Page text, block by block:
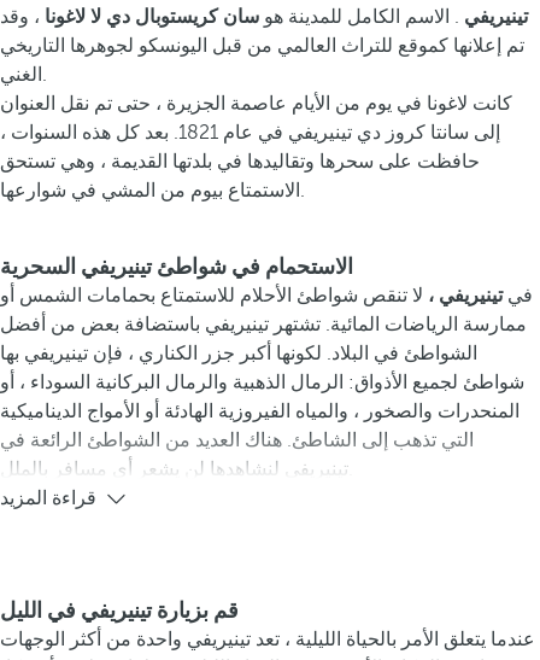
تينيريفي . الاسم الكامل للمدينة هو سان كريستوبال دي لا لاغونا ، وقد
تم إعلانها كموقع للتراث العالمي من قبل اليونسكو لجوهرها التاريخي
الغني.
كانت لاغونا في يوم من الأيام عاصمة الجزيرة ، حتى تم نقل العنوان
إلى سانتا كروز دي تينيريفي في عام 1821. بعد كل هذه السنوات ،
حافظت على سحرها وتقاليدها في بلدتها القديمة ، وهي تستحق
الاستمتاع بيوم من المشي في شوارعها.
الاستحمام في شواطئ تينيريفي السحرية
فيتينيريفي ، لا تنقص شواطئ الأحلام للاستمتاع بحمامات الشمس أو
ممارسة الرياضات المائية. تشتهر تينيريفي باستضافة بعض من أفضل
الشواطئ في البلاد. لكونها أكبر جزر الكناري ، فإن تينيريفي بها
شواطئ لجميع الأذواق: الرمال الذهبية والرمال البركانية السوداء ، أو
المنحدرات والصخور ، والمياه الفيروزية الهادئة أو الأمواج الديناميكية
التي تذهب إلى الشاطئ. هناك العديد من الشواطئ الرائعة في
قراءة المزيد
قم بزيارة تينيريفي في الليل
عندما يتعلق الأمر بالحياة الليلية ، تعد تينيريفي واحدة من أكثر الوجهات